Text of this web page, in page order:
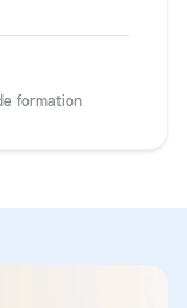
formation